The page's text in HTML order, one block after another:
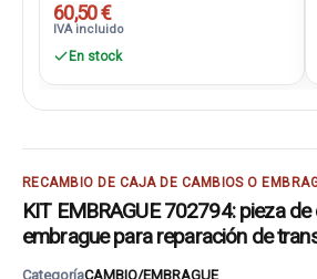
60,50 €
IVA incluido
En stock
RECAMBIO DE CAJA DE CAMBIOS O
KIT EMBRAGUE 702794: pieza
embrague para reparación de
CategoríaCAMBIO/EMBRAGUE